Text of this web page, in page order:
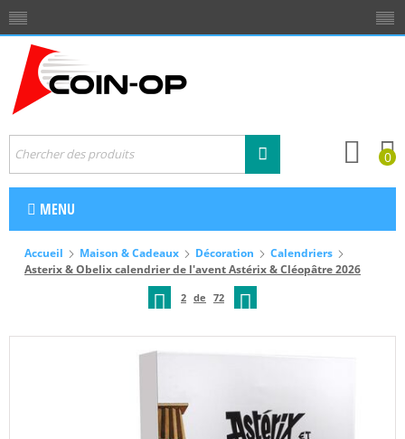
0
MENU
Accueil Maison & Cadeaux Décoration
Calendriers
Asterix & Obelix calendrier de l'avent Astérix & Cléopâtre 2026
2 de 72